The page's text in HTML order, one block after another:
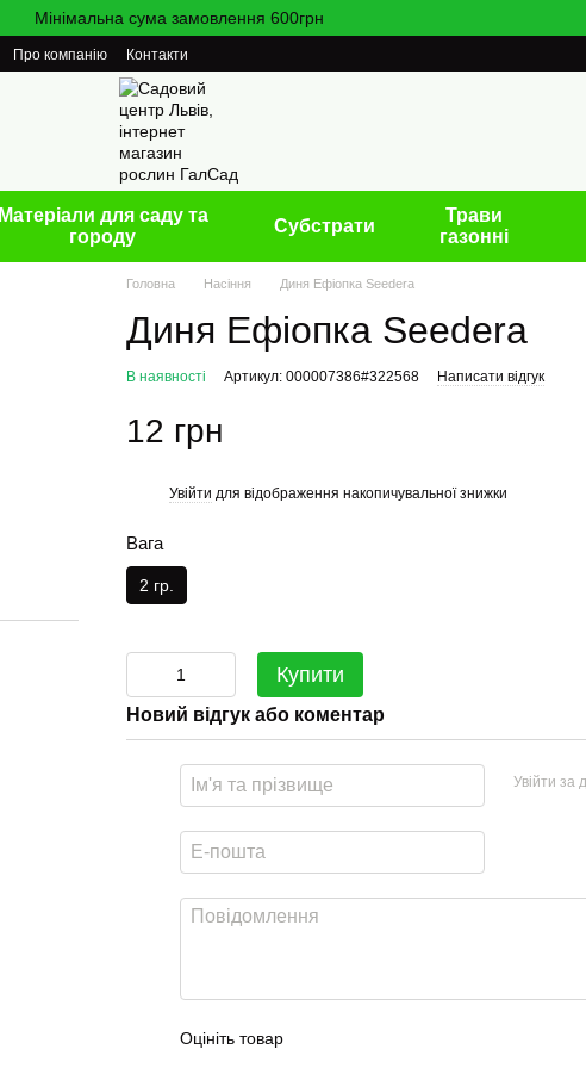
Мінімальна сума замовлення 600грн
Про компанію Контакти
Матеріали для саду та
городу
Cубстрати
Трави
газонні
Головна Насіння Диня Ефіопка Seedera
Диня Ефіопка Seedera
В наявності Артикул: 000007386#322568 Написати відгук
12 грн
Увійти для відображення накопичувальної знижки
Вага
2 гр.
Купити
Новий відгук або коментар
Увійти за
Оцініть товар